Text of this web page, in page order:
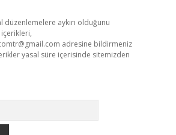
düzenlemelere aykırı olduğunu
adresine bildirmeniz
yasal süre içerisinde sitemizden